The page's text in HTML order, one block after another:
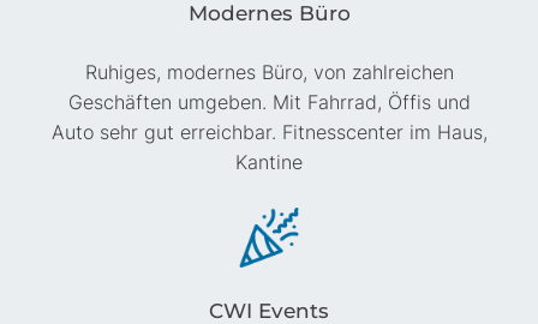
Modernes Büro
Ruhiges, modernes Büro, von zahlreichen
Geschäften umgeben. Mit Fahrrad, Öffis und
Auto sehr gut erreichbar. Fitnesscenter im Haus,
Kantine
CWI Events